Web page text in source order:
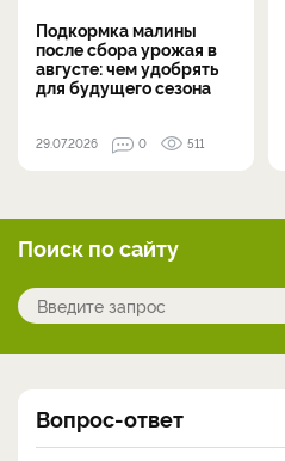
Подкормка малины
после сбора урожая в
августе: чем удобрять
для будущего сезона
29.07.2026 0 511
Поиск по сайту
Вопрос-ответ